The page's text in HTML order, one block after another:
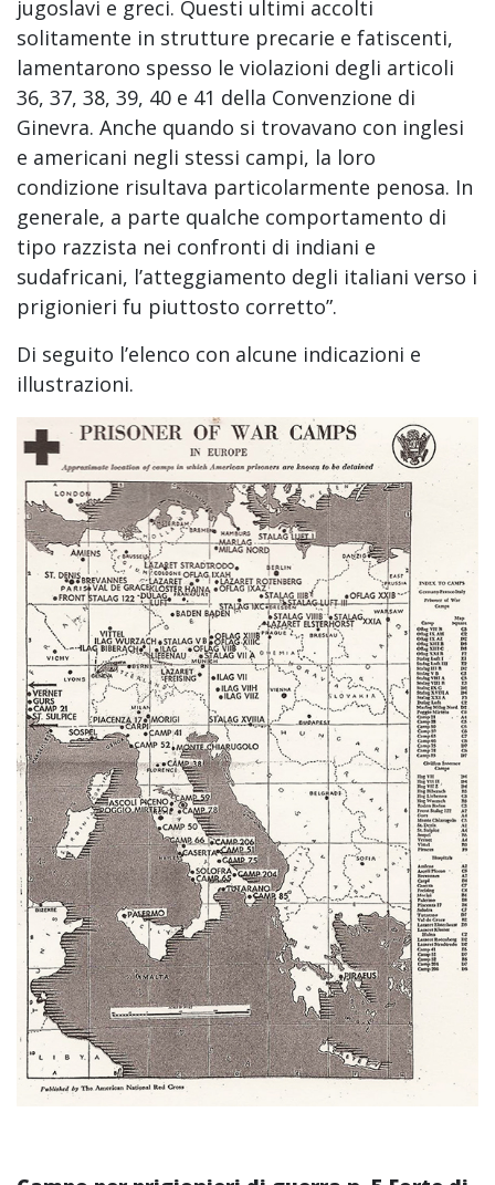
jugoslavi e greci. Questi ultimi accolti
solitamente in strutture precarie e fatiscenti,
lamentarono spesso le violazioni degli articoli
36, 37, 38, 39, 40 e 41 della Convenzione di
Ginevra. Anche quando si trovavano con inglesi
e americani negli stessi campi, la loro
condizione risultava particolarmente penosa. In
generale, a parte qualche comportamento di
tipo razzista nei confronti di indiani e
sudafricani, l’atteggiamento degli italiani verso i
prigionieri fu piuttosto corretto”.
Di seguito l’elenco con alcune indicazioni e
illustrazioni.